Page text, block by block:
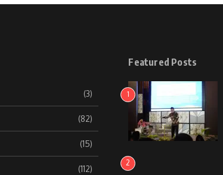
(3)
(82)
(15)
(112)
Featured Posts
1
2